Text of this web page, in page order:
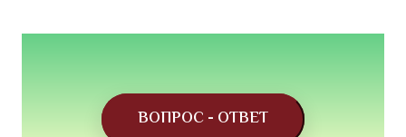
ВОПРОС - ОТВЕТ